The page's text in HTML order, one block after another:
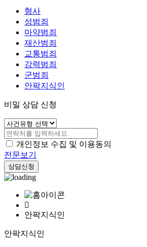
형사
성범죄
마약범죄
재산범죄
교통범죄
강력범죄
군범죄
안팍지식인
비밀 상담 신청
개인정보 수집 및 이용동의
전문보기
상담신청
안팍지식인
안팍지식인